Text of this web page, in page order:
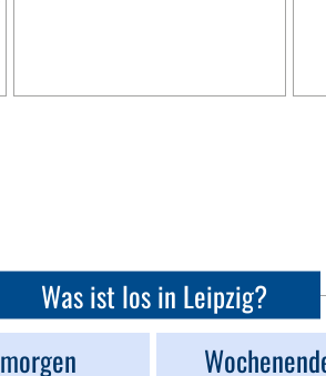
Was ist los in Leipzig?
morgen